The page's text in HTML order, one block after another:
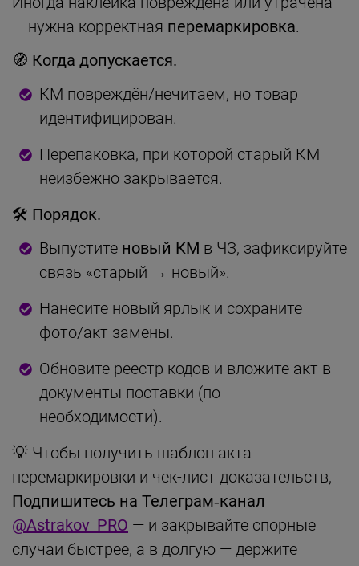
— нужна корректная перемаркировка.
🧭 Когда допускается.
КМ повреждён/нечитаем, но товар
идентифицирован.
Перепаковка, при которой старый КМ
неизбежно закрывается.
🛠 Порядок.
Выпустите новый КМ в ЧЗ, зафиксируйте
связь «старый → новый».
Нанесите новый ярлык и сохраните
фото/акт замены.
Обновите реестр кодов и вложите акт в
документы поставки (по
необходимости).
💡 Чтобы получить шаблон акта
перемаркировки и чек-лист доказательств,
Подпишитесь на Телеграм‑канал
@Astrakov_PRO — и закрывайте спорные
случаи быстрее, а в долгую — держите